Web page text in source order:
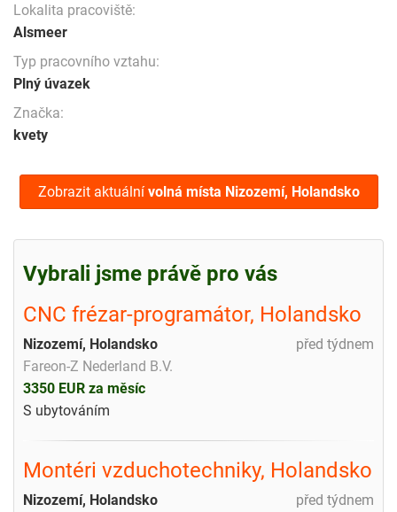
Lokalita pracoviště:
Alsmeer
Typ pracovního vztahu:
Plný úvazek
Značka:
kvety
Zobrazit aktuální volná místa Nizozemí, Holandsko
Vybrali jsme právě pro vás
CNC frézar-programátor, Holandsko
před týdnem
Nizozemí, Holandsko
Fareon-Z Nederland B.V.
3350 EUR za měsíc
S ubytováním
Montéri vzduchotechniky, Holandsko
před týdnem
Nizozemí, Holandsko